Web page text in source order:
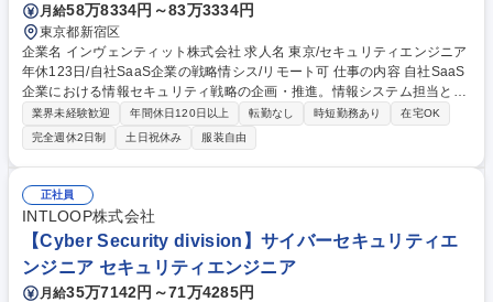
月給58万8334円～83万3334円
東京都新宿区
企業名 インヴェンティット株式会社 求人名 東京/セキュリティエンジニア
年休123日/自社SaaS企業の戦略情シス/リモート可 仕事の内容 自社SaaS
企業における情報セキュリティ戦略の企画・推進。情報システム担当と連
携し、社内セキュリティ基盤の整備、ITガバナンス強化（ISMS・クラウド
管理）、ポリシー策定等を担います。 ・先端技術を活用したセキュリティ
脅威の調査、研究 ・全社情報セキュリティポリシーの策定、社内教育・浸
透施策の企画 ・ITガバナンス強化（ISMS、クラウド利用管理等） ・セキ
ュリティ基準の維持、監査対応 ・社内ITインフラ導入時のリスク評価や戦
略提案 ※単独ではなく、情報システム担当と強固に連携して社内セキュリ
ティの高度化を牽引していただきます。 募集職種 東京/セキュリティエン
ジニア 年休123日/自社SaaS企業の戦略情シス/リモート可
業界未経験歓迎 年間休日120日以上 転勤なし 時短勤務あり
在宅OK
完全週休2日制
土日祝休み 服装自由
正社員
INTLOOP株式会社
【Cyber Security division】サイバーセキュリティエ
ンジニア セキュリティエンジニア
月給35万7142円～71万4285円